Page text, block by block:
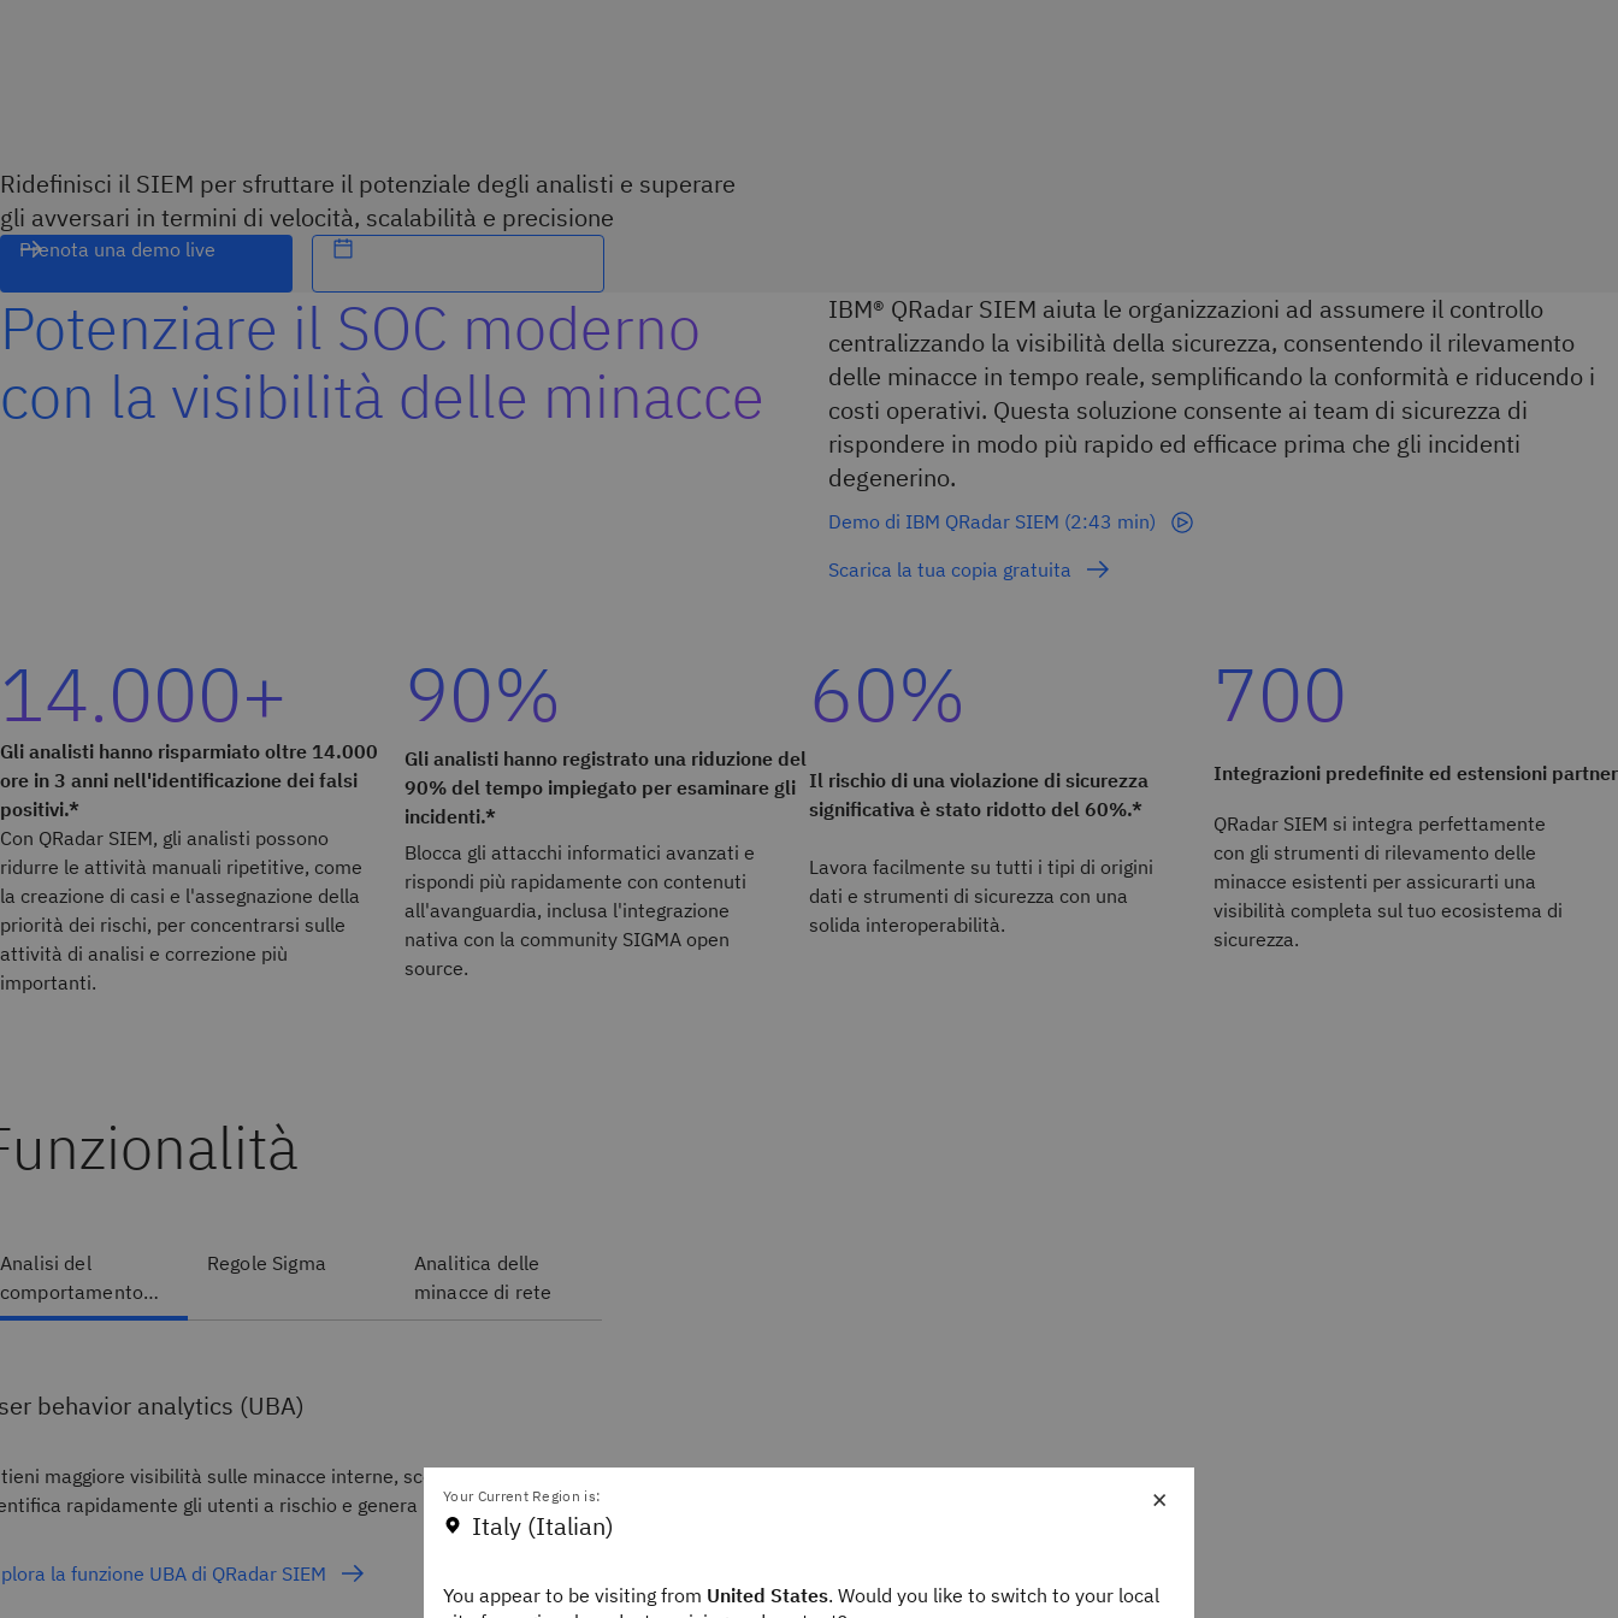
Ridefinisci il SIEM per sfruttare il potenziale degli analisti e superare
gli avversari in termini di velocità, scalabilità e precisione
Prenota una demo live
Potenziare il SOC moderno
con la visibilità delle minacce
IBM® QRadar SIEM aiuta le organizzazioni ad assumere il controllo
centralizzando la visibilità della sicurezza, consentendo il rilevamento
delle minacce in tempo reale, semplificando la conformità e riducendo i
costi operativi. Questa soluzione consente ai team di sicurezza di
rispondere in modo più rapido ed efficace prima che gli incidenti
degenerino.
Demo di IBM QRadar SIEM (2:43 min)
Scarica la tua copia gratuita
14.000+
Gli analisti hanno risparmiato oltre 14.000
ore in 3 anni nell'identificazione dei falsi
positivi.*
Con QRadar SIEM, gli analisti possono
ridurre le attività manuali ripetitive, come
la creazione di casi e l'assegnazione della
priorità dei rischi, per concentrarsi sulle
attività di analisi e correzione più
importanti.
90%
Gli analisti hanno registrato una riduzione del
90% del tempo impiegato per esaminare gli
incidenti.*
Blocca gli attacchi informatici avanzati e
rispondi più rapidamente con contenuti
all'avanguardia, inclusa l'integrazione
nativa con la community SIGMA open
source.
60%
Il rischio di una violazione di sicurezza
significativa è stato ridotto del 60%.*
Lavora facilmente su tutti i tipi di origini
dati e strumenti di sicurezza con una
solida interoperabilità.
700
Integrazioni predefinite ed estensioni partner
QRadar SIEM si integra perfettamente
con gli strumenti di rilevamento delle
minacce esistenti per assicurarti una
visibilità completa sul tuo ecosistema di
sicurezza.
Analisi del
comportamento
degli utenti
Regole Sigma
Analitica delle
minacce di rete
behavior analytics (UBA)
maggiore visibilità sulle minacce interne, scopri i comportamenti anomali,
rapidamente gli utenti a rischio e genera report significativi.
la funzione UBA di QRadar SIEM
×
Your Current Region is:
Italy (Italian)
You appear to be visiting from United States. Would you like to switch to your local